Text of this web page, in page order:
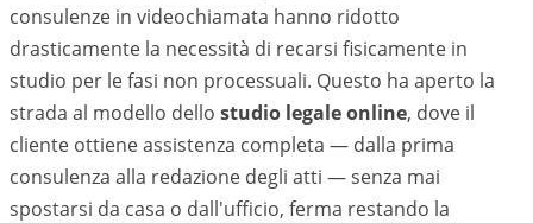
consulenze in videochiamata hanno ridotto
drasticamente la necessità di recarsi fisicamente in
studio per le fasi non processuali. Questo ha aperto la
strada al modello dello studio legale online, dove il
cliente ottiene assistenza completa — dalla prima
consulenza alla redazione degli atti — senza mai
spostarsi da casa o dall'ufficio, ferma restando la